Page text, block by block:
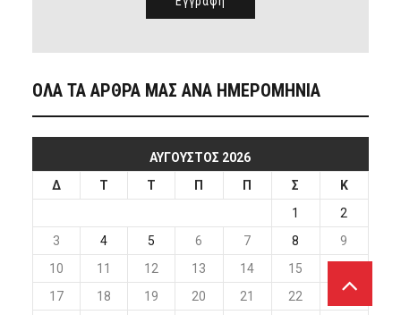
ΟΛΑ ΤΑ ΑΡΘΡΑ ΜΑΣ ΑΝΑ ΗΜΕΡΟΜΗΝΙΑ
ΑΎΓΟΥΣΤΟΣ 2026
Δ
Τ Τ Π Π Σ
Κ
1
2
3
4 5 6 7 8
9
10
11 12 13 14 15
17
18 19 20 21 22 23